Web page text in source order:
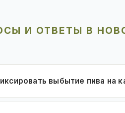
И ОТВЕТЫ В
выбытие пива на